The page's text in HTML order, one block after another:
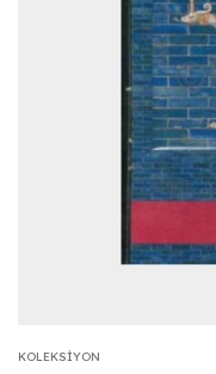
KOLEKSIYON